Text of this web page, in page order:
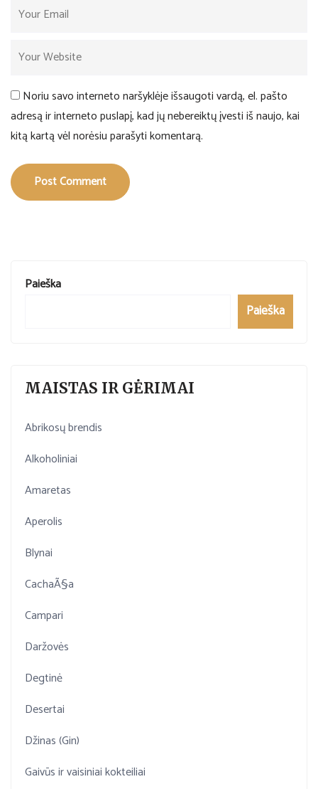
Noriu savo interneto naršyklėje išsaugoti vardą, el. pašto
adresą ir interneto puslapį, kad jų nebereiktų įvesti iš naujo, kai
kitą kartą vėl norėsiu parašyti komentarą.
Post Comment
Paieška
Paieška
MAISTAS IR GĖRIMAI
Abrikosų brendis
Alkoholiniai
Amaretas
Aperolis
Blynai
CachaÃ§a
Campari
Daržovės
Degtinė
Desertai
Džinas (Gin)
Gaivūs ir vaisiniai kokteiliai